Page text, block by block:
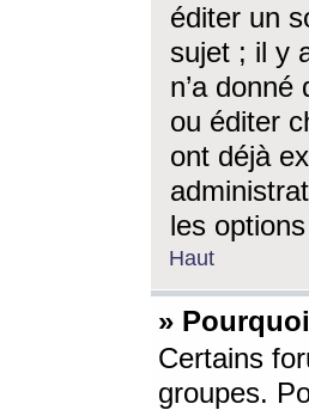
éditer un
sujet ; il y
n’a
ou éditer
ont déjà
les
Haut
»
Certains
groupes.